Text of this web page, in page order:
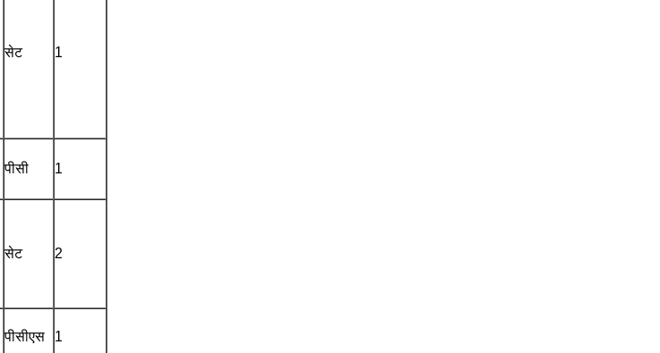
सेट 1
पीसी 1
सेट 2
पीसीएस 1